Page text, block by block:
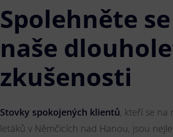
Spolehněte
naše
zkušenosti
Stovky spokojených klientů, kteří se na
letáků v Němčicích nad Hanou, jsou